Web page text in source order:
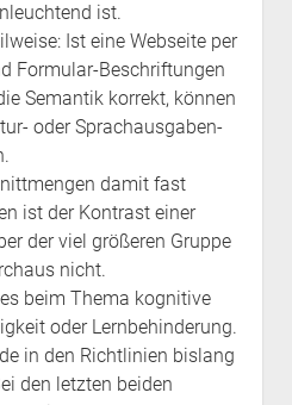
ist.
Ist eine Webseite per
Formular-Beschriftungen
Semantik korrekt, können
oder Sprachausgaben-
damit fast
ist der Kontrast einer
der viel größeren Gruppe
nicht.
beim Thema kognitive
oder Lernbehinderung.
in den Richtlinien bislang
den letzten beiden